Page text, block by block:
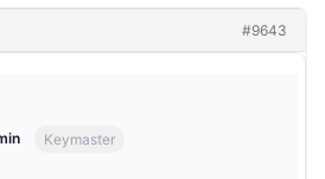
#9643
Keymaster